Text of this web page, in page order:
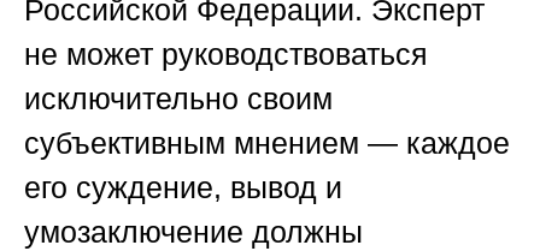
Российской Федерации. Эксперт
не может руководствоваться
исключительно своим
субъективным мнением — каждое
его суждение, вывод и
умозаключение должны